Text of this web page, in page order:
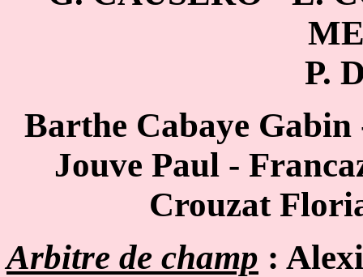
P.
Barthe Cabaye
Jouve Paul -
Crouzat
Arbitre de champ :